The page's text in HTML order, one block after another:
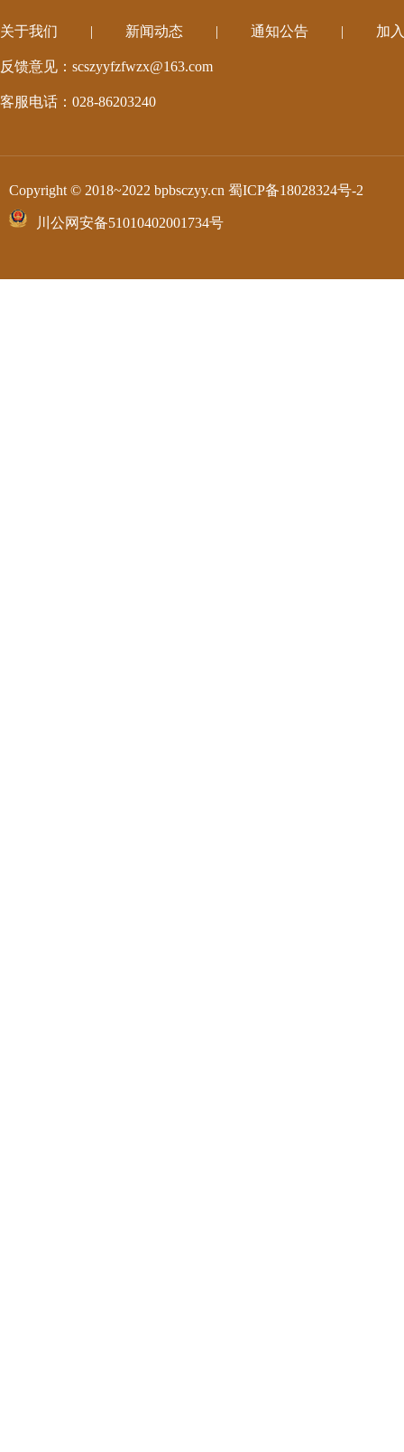
关于我们 | 新闻动态 | 通知公告 | 加
反馈意见：scszyyfzfwzx@163.com
客服电话：028-86203240
Copyright © 2018~2022 bpbsczyy.cn 蜀ICP备18028324号-2
川公网安备51010402001734号